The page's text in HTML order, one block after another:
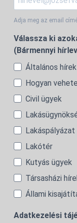
Adja meg az email
Válassza ki
(Bármennyi
Általános hírek
Hogyan
Civil ügyek
Lakáspályázat
Lakótér
Kutyás ügyek
Társasházi
Állami
Adatkezelési